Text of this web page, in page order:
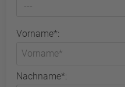
Vorname*:
Nachname*: